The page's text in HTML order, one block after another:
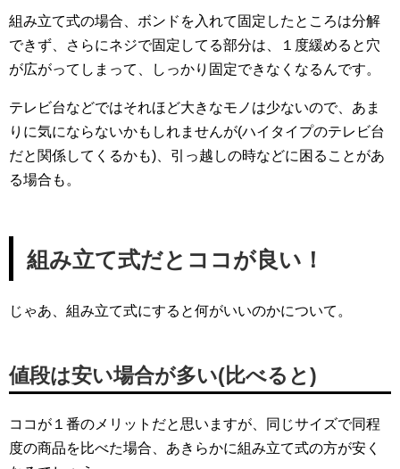
組み立て式の場合、ボンドを入れて固定したところは分解
できず、さらにネジで固定してる部分は、１度緩めると穴
が広がってしまって、しっかり固定できなくなるんです。
テレビ台などではそれほど大きなモノは少ないので、あま
りに気にならないかもしれませんが(ハイタイプのテレビ台
だと関係してくるかも)、引っ越しの時などに困ることがあ
る場合も。
組み立て式だとココが良い！
じゃあ、組み立て式にすると何がいいのかについて。
値段は安い場合が多い(比べると)
ココが１番のメリットだと思いますが、同じサイズで同程
度の商品を比べた場合、あきらかに組み立て式の方が安く